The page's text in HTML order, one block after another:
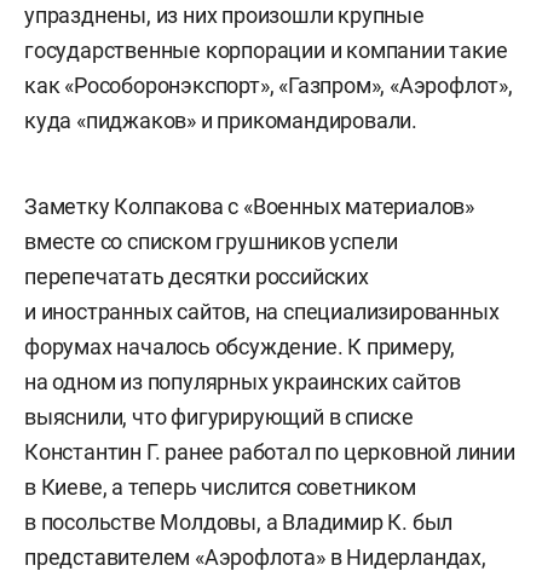
упразднены, из них произошли крупные
государственные корпорации и компании такие
как «Рособоронэкспорт», «Газпром», «Аэрофлот»,
куда «пиджаков» и прикомандировали.
Заметку Колпакова с «Военных материалов»
вместе со списком грушников успели
перепечатать десятки российских
и иностранных сайтов, на специализированных
форумах началось обсуждение. К примеру,
на одном из популярных украинских сайтов
выяснили, что фигурирующий в списке
Константин Г. ранее работал по церковной линии
в Киеве, а теперь числится советником
в посольстве Молдовы, а Владимир К. был
представителем «Аэрофлота» в Нидерландах,